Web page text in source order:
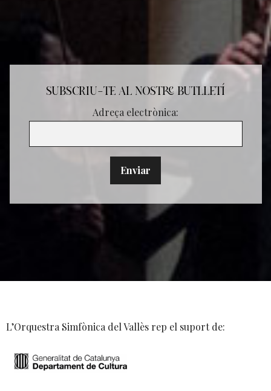
SUBSCRIU-TE AL NOSTRE BUTLLETÍ
Adreça electrònica:
L’Orquestra Simfònica del Vallès rep el suport de: